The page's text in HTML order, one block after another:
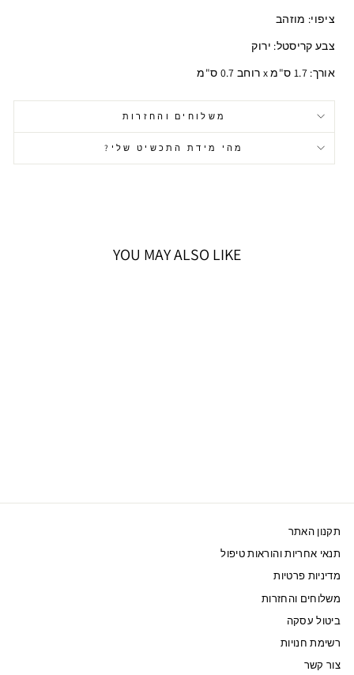
ציפוי: מוזהב
צבע קריסטל: ירוק
אורך: 1.7 ס"מ x רוחב 0.7 ס"מ
משלוחים והחזרות
מהי מידת התכשיט שלי?
YOU MAY ALSO LIKE
תקנון האתר
תנאי אחריות והוראות טיפול
מדיניות פרטיות
משלוחים והחזרות
ביטול עסקה
רשימת חנויות
צור קשר